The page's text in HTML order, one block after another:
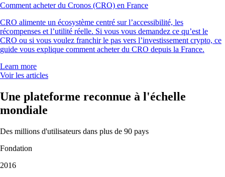
Comment acheter du Cronos (CRO) en France
CRO alimente un écosystème centré sur l’accessibilité, les
récompenses et l’utilité réelle. Si vous vous demandez ce qu’est le
CRO ou si vous voulez franchir le pas vers l’investissement crypto, ce
guide vous explique comment acheter du CRO depuis la France.
Learn more
Voir les articles
Une plateforme reconnue à l'échelle
mondiale
Des millions d'utilisateurs dans plus de 90 pays
Fondation
2016